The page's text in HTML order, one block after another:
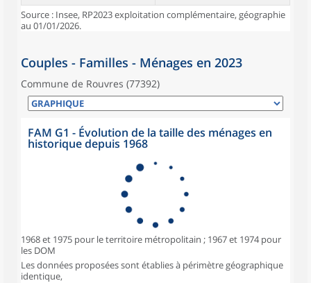
Source : Insee, RP2023 exploitation complémentaire, géographie
au 01/01/2026.
Couples - Familles - Ménages en 2023
Commune de Rouvres (77392)
FAM G1 - Évolution de la taille des ménages en
historique depuis 1968
1968 et 1975 pour le territoire métropolitain ; 1967 et 1974 pour
les DOM
Les données proposées sont établies à périmètre géographique
identique,